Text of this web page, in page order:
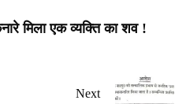
मिला एक व्यक्ति का शव !
Next